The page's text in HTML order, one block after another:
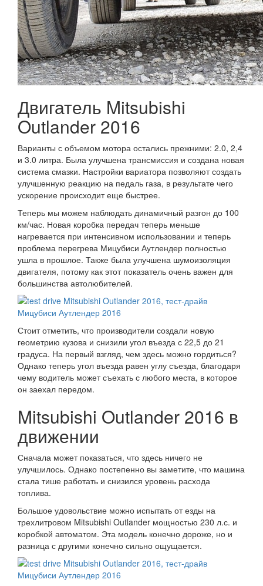
Двигатель Mitsubishi
Outlander 2016
Варианты с объемом мотора остались прежними: 2.0, 2,4
и 3.0 литра. Была улучшена трансмиссия и создана новая
система смазки. Настройки вариатора позволяют создать
улучшенную реакцию на педаль газа, в результате чего
ускорение происходит еще быстрее.
Теперь мы можем наблюдать динамичный разгон до 100
км/час. Новая коробка передач теперь меньше
нагревается при интенсивном использовании и теперь
проблема перегрева Мицубиси Аутлендер полностью
ушла в прошлое. Также была улучшена шумоизоляция
двигателя, потому как этот показатель очень важен для
большинства автолюбителей.
Стоит отметить, что производители создали новую
геометрию кузова и снизили угол въезда с 22,5 до 21
градуса. На первый взгляд, чем здесь можно гордиться?
Однако теперь угол въезда равен углу съезда, благодаря
чему водитель может съехать с любого места, в которое
он заехал передом.
Mitsubishi Outlander 2016 в
движении
Сначала может показаться, что здесь ничего не
улучшилось. Однако постепенно вы заметите, что машина
стала тише работать и снизился уровень расхода
топлива.
Большое удовольствие можно испытать от езды на
трехлитровом Mitsubishi Outlander мощностью 230 л.с. и
коробкой автоматом. Эта модель конечно дороже, но и
разница с другими конечно сильно ощущается.